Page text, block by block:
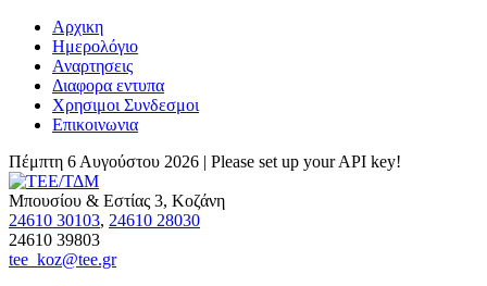
Αρχικη
Ημερολόγιο
Αναρτησεις
Διαφορα εντυπα
Χρησιμοι Συνδεσμοι
Επικοινωνια
Πέμπτη 6 Αυγούστου 2026 | Please set up your API key!
Μπουσίου & Εστίας 3, Κοζάνη
24610 30103, 24610 28030
24610 39803
tee_koz@tee.gr